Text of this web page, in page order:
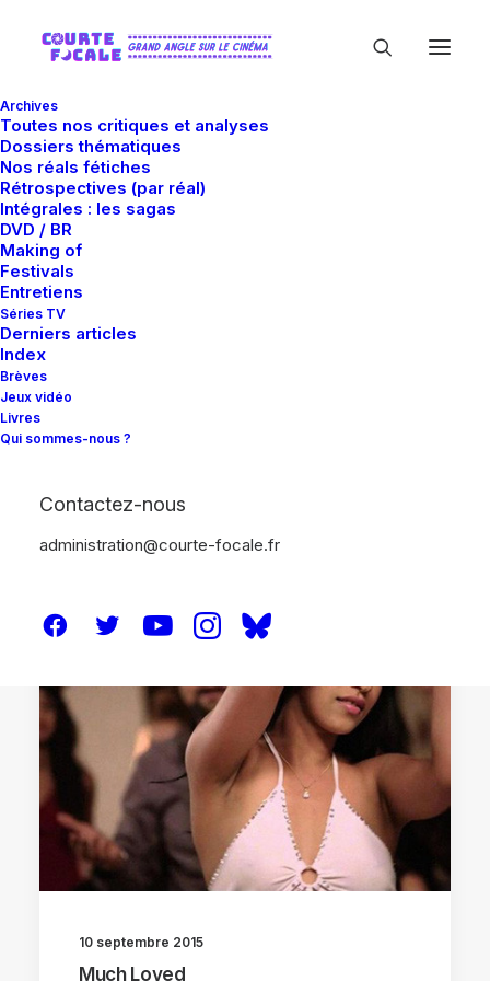
Archives
Toutes nos critiques et analyses
Dossiers thématiques
Nos réals fétiches
Rétrospectives (par réal)
Intégrales : les sagas
DVD / BR
Making of
Festivals
Entretiens
Séries TV
Derniers articles
Index
Brèves
Jeux vidéo
Livres
Qui sommes-nous ?
Contactez-nous
administration@courte-focale.fr
Sara Elmhamdi Elalaoui
10 septembre 2015
Much Loved